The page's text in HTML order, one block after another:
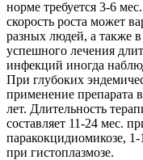
норме требуется 3-6
скорость роста может
разных людей, а также
успешного лечения
инфекций иногда
При глубоких
применение препарата
лет. Длительность
составляет 11-24 мес.
паракокцидиомикозе,
при гистоплазмозе.